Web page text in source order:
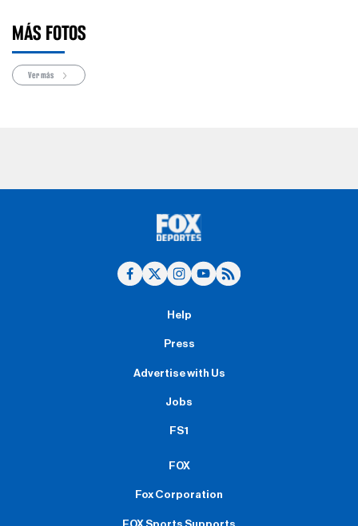
MÁS FOTOS
Ver más
Help
Press
Advertise with Us
Jobs
FS1
FOX
Fox Corporation